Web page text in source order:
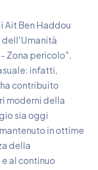
Ait Ben Haddou
dell'Umanità
Zona pericolo".
infatti,
contribuito
moderni della
sia oggi
in ottime
della
al continuo